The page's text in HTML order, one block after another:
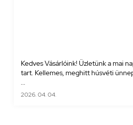
Kedves Vásárlóink! Üzletünk a mai
tart. Kellemes, meghitt húsvéti
...
2026. 04. 04.